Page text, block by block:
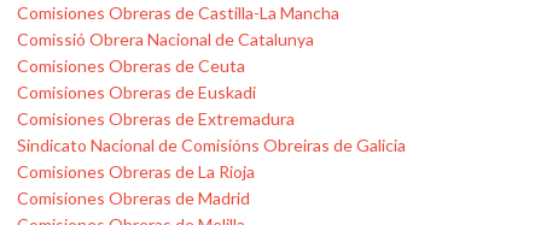
Comisiones Obreras de Castilla-La Mancha
Comissió Obrera Nacional de Catalunya
Comisiones Obreras de Ceuta
Comisiones Obreras de Euskadi
Comisiones Obreras de Extremadura
Sindicato Nacional de Comisións Obreiras de Galicia
Comisiones Obreras de La Rioja
Comisiones Obreras de Madrid